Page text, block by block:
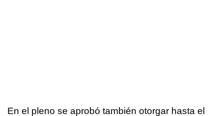
En el pleno se aprobó también otorgar hasta el